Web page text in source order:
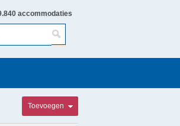
accommodaties
Toevoegen